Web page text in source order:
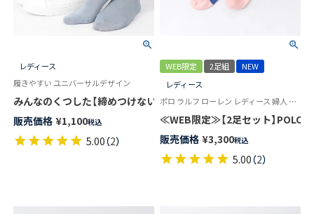
レディース
履きやすい ユニバーサルデザイン
みんなのくつした【締めつけない靴下】 薄手 ハイゲージ 足口ふん
販売価格 ¥1,100税込
5.00（2）
WEB限定 2足組
NEW
レディース
ポロ ラルフ ローレン レディース 婦人 靴下 カジュアル 26SS
≪WEB限定≫【2足セット】POLO
販売価格 ¥3,300税込
5.00（2）